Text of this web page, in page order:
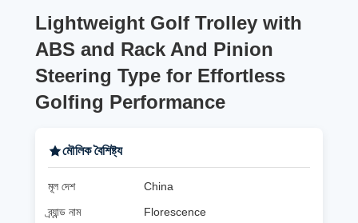
Lightweight Golf Trolley with
ABS and Rack And Pinion
Steering Type for Effortless
Golfing Performance
মৌলিক বৈশিষ্ট্য
মূল দেশ
China
ব্র্যান্ড নাম
Florescence